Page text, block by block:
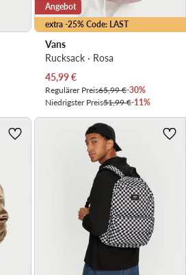
extra -25% Code: LAST
Angebot
Vans
Rucksack · Rosa
Aktueller Preis
45,99€
Regulärer Preis65,99 €-30%
Niedrigster Preis51,99 €-11%